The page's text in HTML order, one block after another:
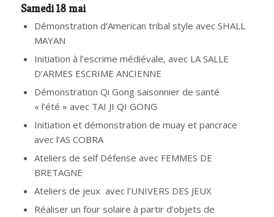
Samedi 18 mai
Démonstration d’American tribal style avec SHALL
MAYAN
Initiation à l’escrime médiévale, avec LA SALLE
D’ARMES ESCRIME ANCIENNE
Démonstration Qi Gong saisonnier de santé
« l’été » avec TAI JI QI GONG
Initiation et démonstration de muay et pancrace
avec l’AS COBRA
Ateliers de self Défense avec FEMMES DE
BRETAGNE
Ateliers de jeux avec l’UNIVERS DES JEUX
Réaliser un four solaire à partir d’objets de